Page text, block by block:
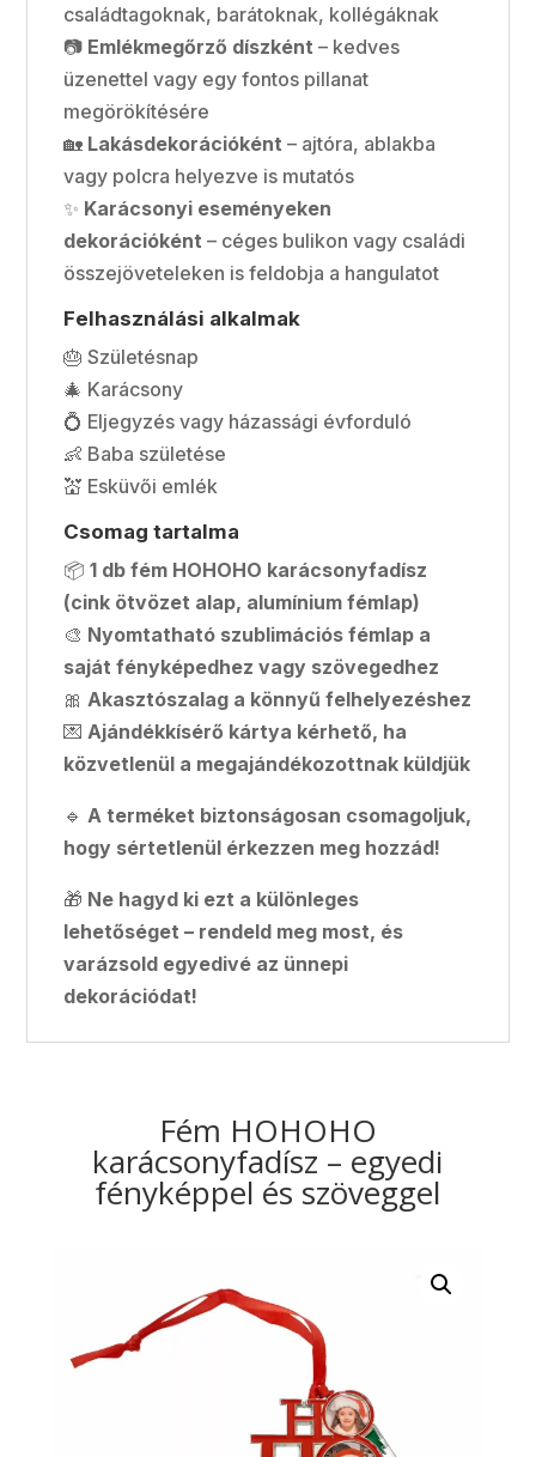
családtagoknak, barátoknak, kollégáknak
📷 Emlékmegőrző díszként – kedves
üzenettel vagy egy fontos pillanat
megörökítésére
🏡 Lakásdekorációként – ajtóra, ablakba
vagy polcra helyezve is mutatós
✨ Karácsonyi eseményeken
dekorációként – céges bulikon vagy családi
összejöveteleken is feldobja a hangulatot
Felhasználási alkalmak
🎂 Születésnap
🎄 Karácsony
💍 Eljegyzés vagy házassági évforduló
👶 Baba születése
💒 Esküvői emlék
Csomag tartalma
📦1 db fém HOHOHO karácsonyfadísz
(cink ötvözet alap, alumínium fémlap)
🎨 Nyomtatható szublimációs fémlap a
saját fényképedhez vagy szövegedhez
🎀 Akasztószalag a könnyű felhelyezéshez
💌 Ajándékkísérő kártya kérhető, ha
közvetlenül a megajándékozottnak küldjük
🔹 A terméket biztonságosan csomagoljuk,
hogy sértetlenül érkezzen meg hozzád!
🎁 Ne hagyd ki ezt a különleges
lehetőséget – rendeld meg most, és
varázsold egyedivé az ünnepi
dekorációdat!
Fém HOHOHO
karácsonyfadísz – egyedi
fényképpel és szöveggel